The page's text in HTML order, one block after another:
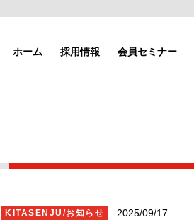
ホーム 採用情報 会員セミナー
KITASENJU/お知らせ 2025/09/17